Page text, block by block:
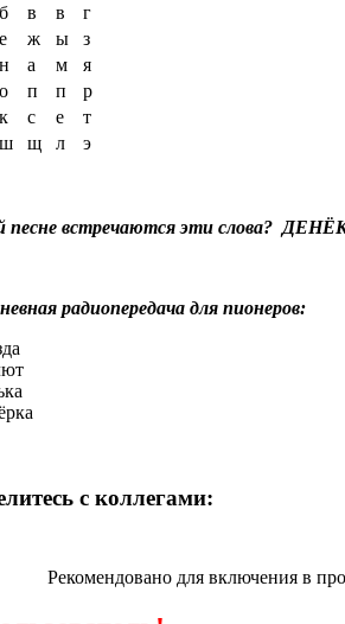
б в в
г
е ж ы
з
н а м
я
о п п
р
к с е
т
ш щ л э
песне встречаются эти слова?
радиопередача для пионеров:
с коллегами:
Рекомендовано для включения в